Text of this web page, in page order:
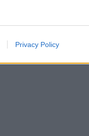
Privacy Policy